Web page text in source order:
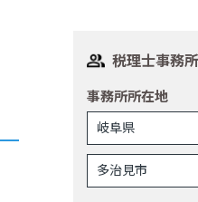
税理士事務
事務所所在地